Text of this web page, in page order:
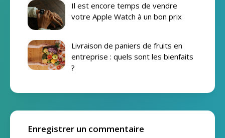
Il est encore temps de vendre
votre Apple Watch à un bon prix
Livraison de paniers de fruits en
entreprise : quels sont les bienfaits
?
Enregistrer un commentaire